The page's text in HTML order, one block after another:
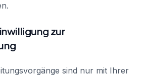
zur
sind nur mit Ihrer